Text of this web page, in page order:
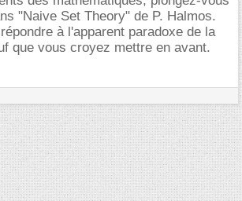
"Naive Set Theory" de P. Halmos.
à l'apparent paradoxe de la
que vous croyez mettre en avant.